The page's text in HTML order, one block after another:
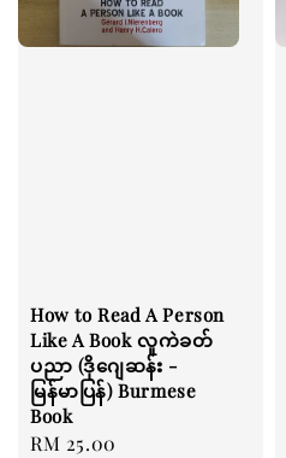
How to Read A Person
Like A Book လူကဲခတ်
ပညာ (ဒိုဂျေဆန်း -
မြန်မာပြန်) Burmese
Book
Regular
RM 25.00